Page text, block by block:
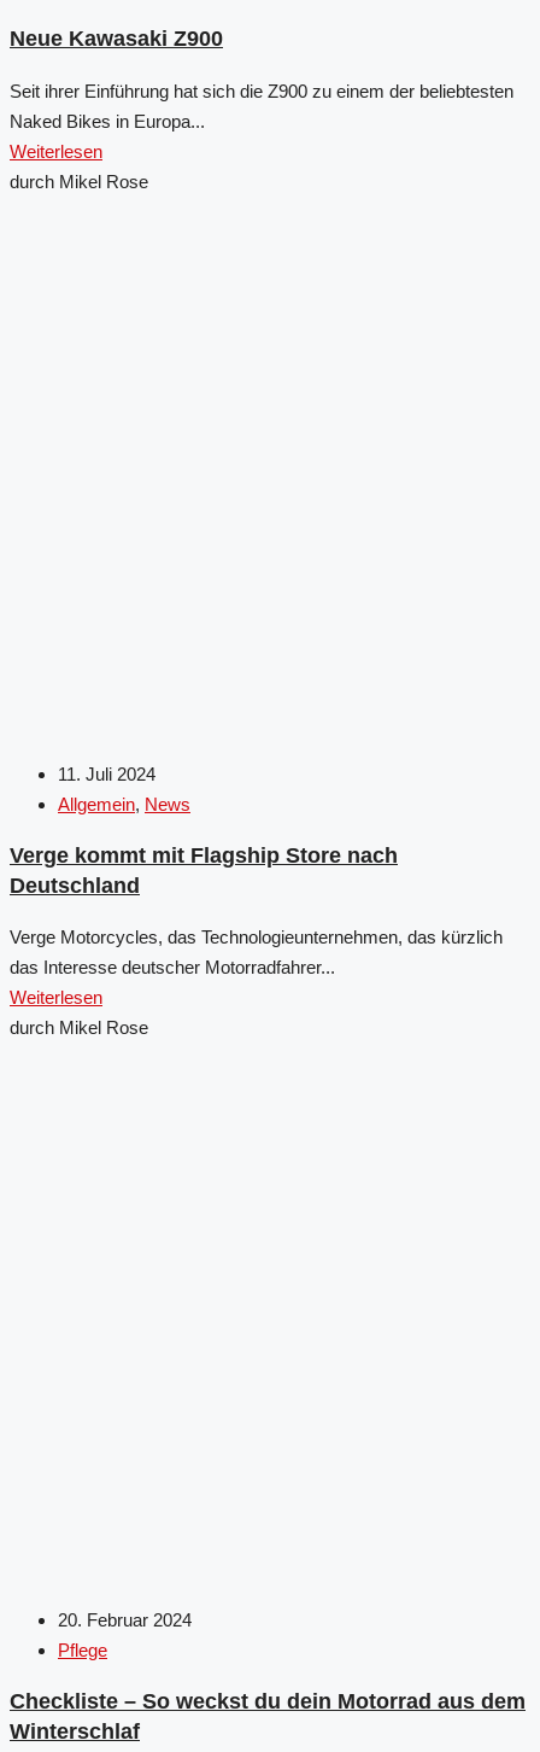
Neue Kawasaki Z900
Seit ihrer Einführung hat sich die Z900 zu einem der beliebtesten
Naked Bikes in Europa...
Weiterlesen
durch Mikel Rose
11. Juli 2024
Allgemein, News
Verge kommt mit Flagship Store nach
Deutschland
Verge Motorcycles, das Technologieunternehmen, das kürzlich
das Interesse deutscher Motorradfahrer...
Weiterlesen
durch Mikel Rose
20. Februar 2024
Pflege
Checkliste – So weckst du dein Motorrad aus dem
Winterschlaf